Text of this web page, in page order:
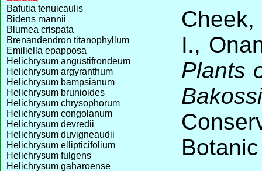
Bafutia tenuicaulis
Bidens mannii
Blumea crispata
Brenandendron titanophyllum
Emiliella epapposa
Helichrysum angustifrondeum
Helichrysum argyranthum
Helichrysum bampsianum
Helichrysum brunioides
Helichrysum chrysophorum
Helichrysum congolanum
Helichrysum devredii
Helichrysum duvigneaudii
Helichrysum ellipticifolium
Helichrysum fulgens
Helichrysum gaharoense
I.,
Plants